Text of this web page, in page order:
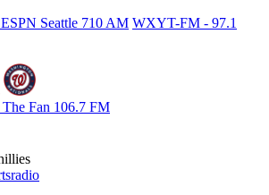
Seattle 710 AM WXYT-FM - 97.1
Fan 106.7 FM